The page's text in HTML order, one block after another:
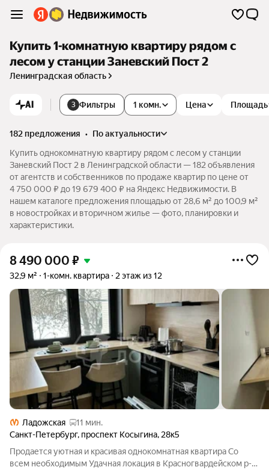
Купить 1-комнатную квартиру рядом с
лесом у станции Заневский Пост 2
Ленинградская область
AI 3 Фильтры 1 комн. Цена Площадь
182 предложения •
по актуальности
Купить однокомнатную квартиру рядом с лесом у станции
Заневский Пост 2 в Ленинградской области — 182 объявления
от агентств и собственников по продаже квартир по цене от
4 750 000 ₽ до 19 679 400 ₽ на Яндекс Недвижимости. В
нашем каталоге предложения площадью от 28,6 м² до 100,9 м²
в новостройках и вторичном жилье — фото, планировки и
характеристики.
8 490 000 ₽
32,9 м² 1-комн. квартира 2 этаж из 12
Ладожская
11 мин.
Санкт-Петербург, проспект Косыгина, 28к5
Продается уютная и красивая однокомнатная квартира Со
всем необходимым Удачная локация в Красногвардейском р-